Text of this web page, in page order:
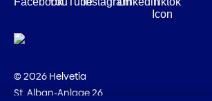
© 2026 Helvetia
St. Alban-Anlage 26